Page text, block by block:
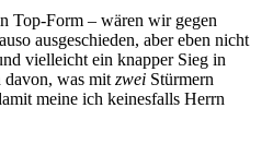
Top-Form – wären wir gegen
ausgeschieden, aber eben nicht
vielleicht ein knapper Sieg in
davon, was mit zwei Stürmern
meine ich keinesfalls Herrn